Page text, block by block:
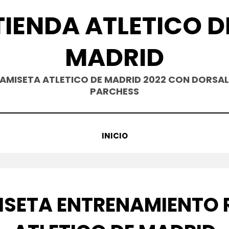
ATLETICO
MADRID
ATLETICO DE MADRID 2022 CON
PARCHESS
INICIO
ENTRENAMIENTO